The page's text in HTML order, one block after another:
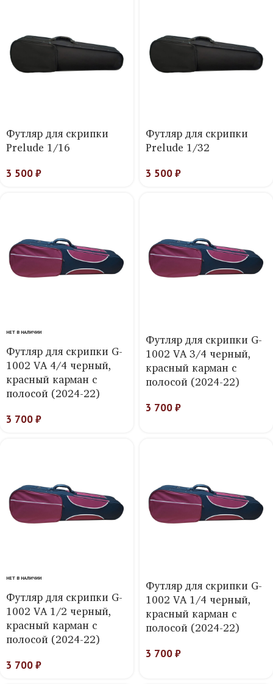
Футляр для скрипки
Prelude 1/16
3 500₽
Футляр для скрипки
Prelude 1/32
3 500₽
НЕТ В НАЛИЧИИ
Футляр для скрипки G-
1002 VA 4/4 черный,
красный карман с
полосой (2024-22)
3 700₽
Футляр для скрипки G-
1002 VA 3/4 черный,
красный карман с
полосой (2024-22)
3 700₽
НЕТ В НАЛИЧИИ
Футляр для скрипки G-
1002 VA 1/2 черный,
красный карман с
полосой (2024-22)
3 700₽
Футляр для скрипки G-
1002 VA 1/4 черный,
красный карман с
полосой (2024-22)
3 700₽